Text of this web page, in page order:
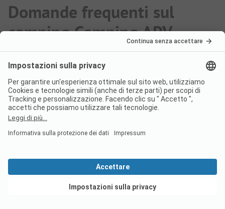
Domande frequenti sul
camping Camping APV -
Anse des Pins
I cani sono ammessi nel
campeggio Camping APV - Anse
des Pins?
Vedi offerte